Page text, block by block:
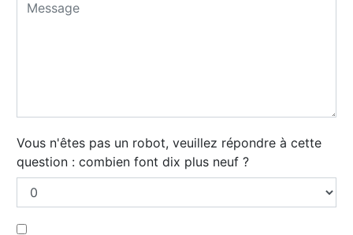
Vous n'êtes pas un robot, veuillez répondre à cette
question : combien font dix plus neuf ?